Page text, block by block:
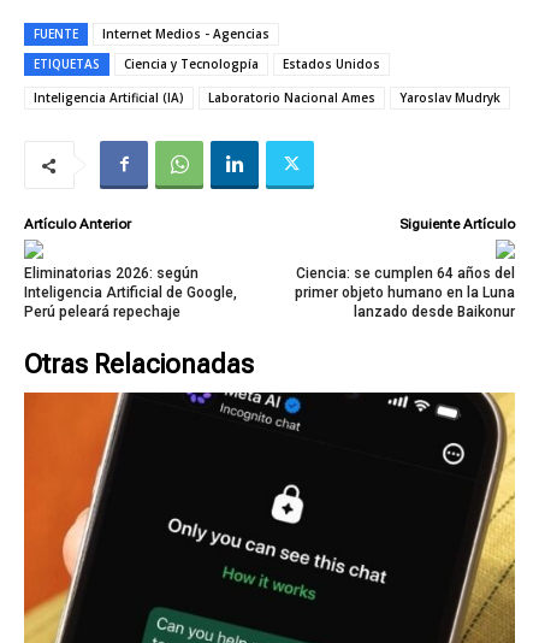
FUENTE
Internet Medios - Agencias
ETIQUETAS
Ciencia y Tecnologpía
Estados Unidos
Inteligencia Artificial (IA)
Laboratorio Nacional Ames Yaroslav Mudryk
Artículo Anterior
Eliminatorias 2026: según
Inteligencia Artificial de Google,
Perú peleará repechaje
Siguiente Artículo
Ciencia: se cumplen 64 años del
primer objeto humano en la Luna
lanzado desde Baikonur
Otras Relacionadas